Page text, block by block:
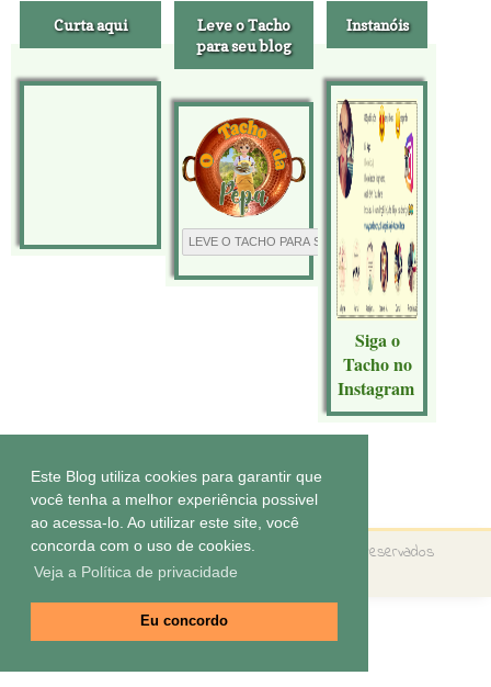
Este Blog utiliza cookies para garantir que
você tenha a melhor experiência possivel
ao acessa-lo. Ao utilizar este site, você
concorda com o uso de cookies.
Veja a Política de privacidade
Eu concordo
Curta aqui
Leve o Tacho
para seu blog
Instanóis
Siga o
Tacho no
Instagram
Tecnologia doBlogger
Copyright © O tacho da PepaTodos os direitos reservados
Tema byElaine Gaspareto